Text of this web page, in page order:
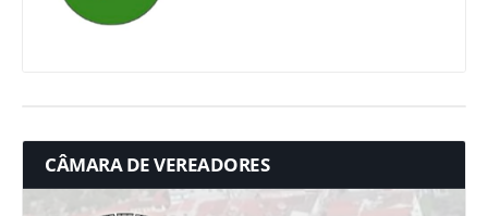
CÂMARA DE VEREADORES